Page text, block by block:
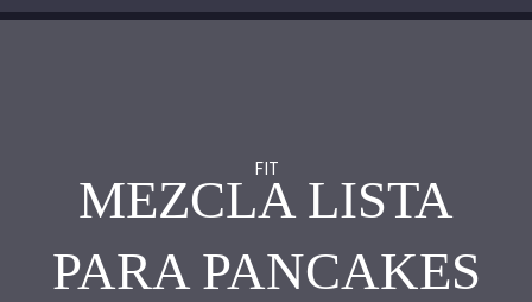
MEZCLA LISTA
PARA PANCAKES